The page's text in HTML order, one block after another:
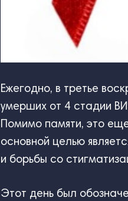
Ежегодно, в третье
умерших от 4 стадии
Помимо памяти, это
основной целью
и борьбы со
Этот день был